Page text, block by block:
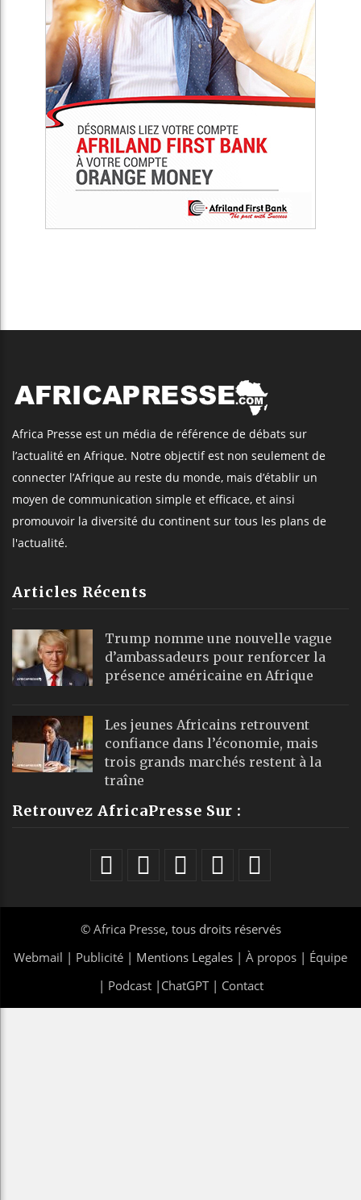
Africa Presse est un média de référence de débats sur
l’actualité en Afrique. Notre objectif est non seulement de
connecter l’Afrique au reste du monde, mais d’établir un
moyen de communication simple et efficace, et ainsi
promouvoir la diversité du continent sur tous les plans de
l'actualité.
Articles Récents
Trump nomme une nouvelle vague
d’ambassadeurs pour renforcer la
présence américaine en Afrique
Les jeunes Africains retrouvent
confiance dans l’économie, mais
trois grands marchés restent à la
traîne
Retrouvez AfricaPresse Sur :
© Africa Presse, tous droits réservés
Webmail | Publicité | Mentions Legales | À propos | Équipe
| Podcast| ChatGPT| Contact